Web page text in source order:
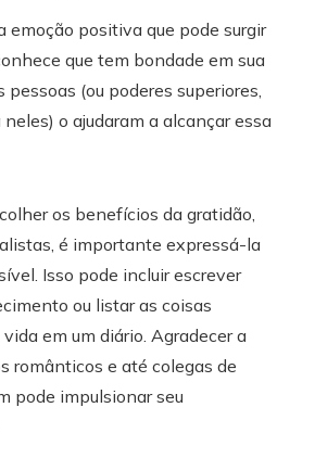
emoção positiva que pode surgir
que tem bondade em sua
pessoas (ou poderes superiores,
o ajudaram a alcançar essa
os benefícios da gratidão,
é importante expressá-la
Isso pode incluir escrever
ou listar as coisas
em um diário. Agradecer a
românticos e até colegas de
pode impulsionar seu